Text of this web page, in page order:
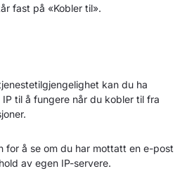
fast på «Kobler til».
kan du ha
til å fungere når du kobler til fra
for å se om du har mottatt en e-post
av egen IP-servere.